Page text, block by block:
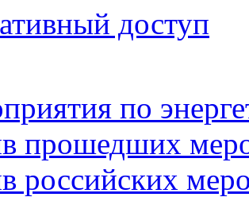
доступ
по
прошедших
российских